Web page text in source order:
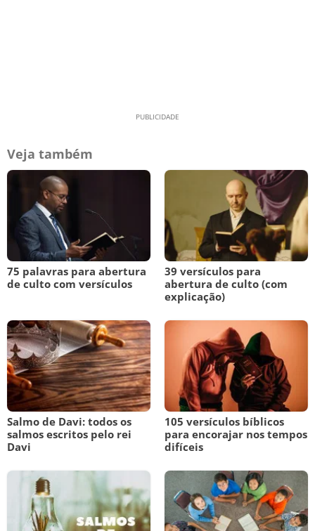
Veja também
75 palavras para abertura
de culto com versículos
39 versículos para
abertura de culto (com
explicação)
Salmo de Davi: todos os
salmos escritos pelo rei
Davi
105 versículos bíblicos
para encorajar nos tempos
difíceis